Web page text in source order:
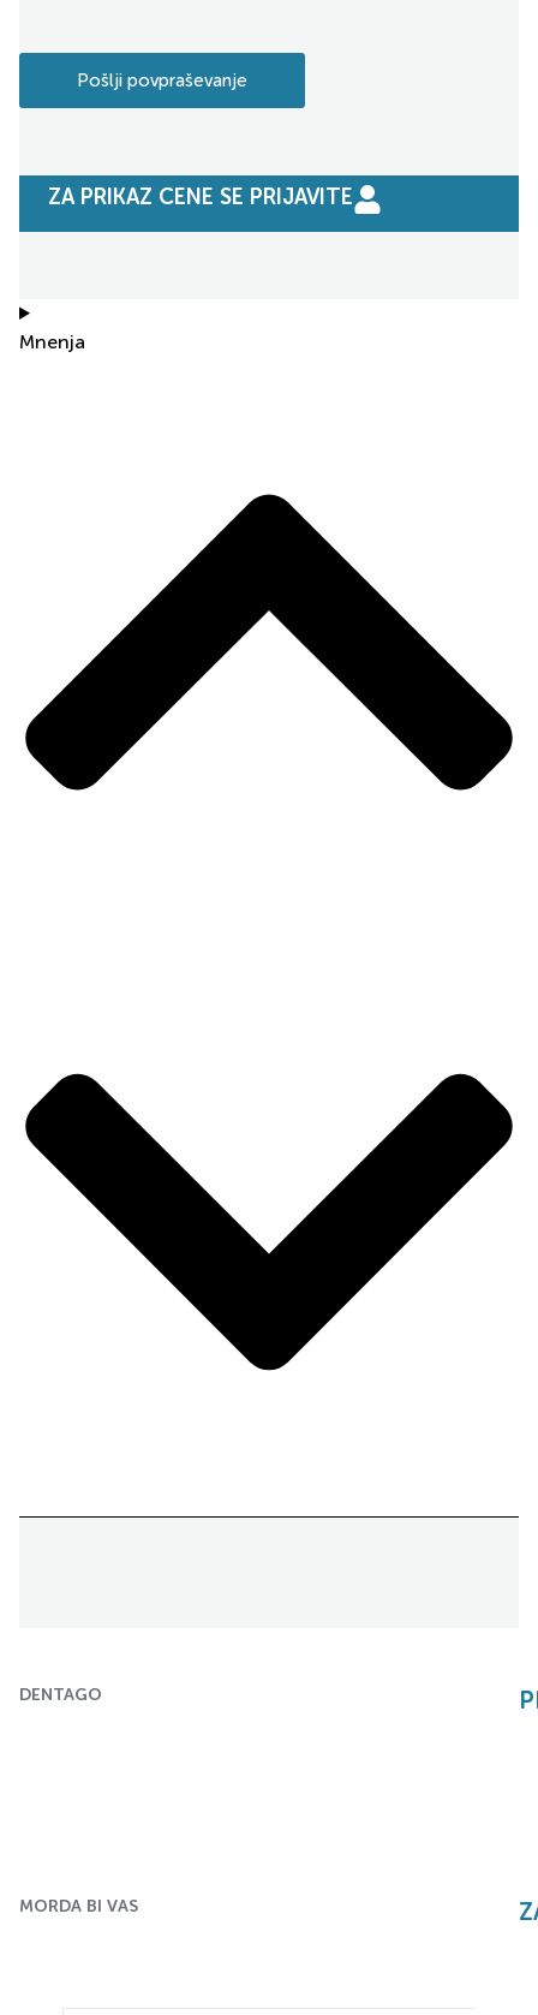
Pošlji povpraševanje
ZA PRIKAZ CENE SE PRIJAVITE
Mnenja
DENTAGO
MORDA BI VAS